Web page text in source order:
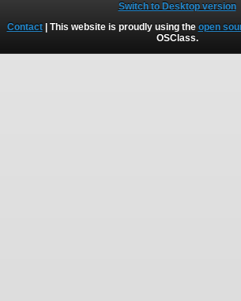
Switch to Desktop version
Contact| This website is proudly using the open
OSClass.